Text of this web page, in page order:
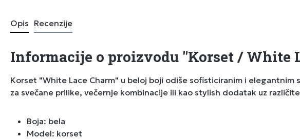
Opis Recenzije
Informacije o proizvodu "Korset / White
Korset "White Lace Charm" u beloj boji odiše sofisticiranim i
za svečane prilike, večernje kombinacije ili kao stylish dodatak uz
Boja: bela
Model: korset